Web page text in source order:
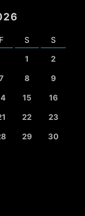
F S
S
1
2
8
9
15
16
22
23
29
30